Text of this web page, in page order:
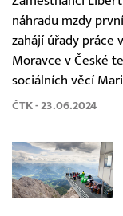
náhradu mzdy
zahájí úřady práce
Moravce v České
sociálních věcí
ČTK - 23.06.2024